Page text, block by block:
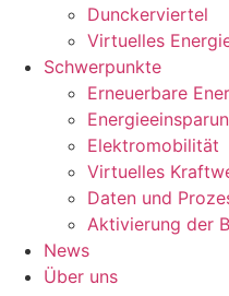
Dunckerviertel
Virtuelles
Schwerpunkte
Erneuerbare
Elektromobilität
Virtuelles
Daten und
Aktivierung der
News
Über uns